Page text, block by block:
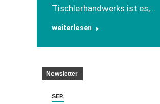
Tischlerhandwerks ist es,…
weiterlesen
SEP.
Newsletter